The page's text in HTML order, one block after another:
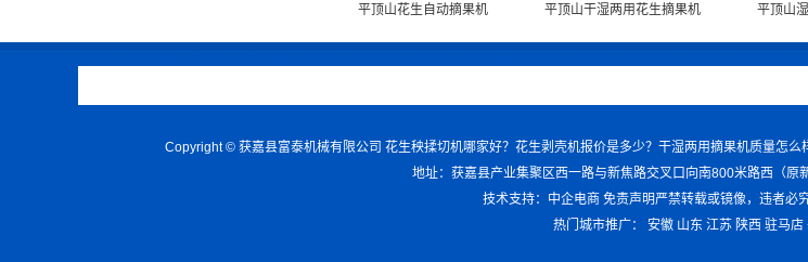
平顶山花生自动摘果机 平顶山干湿两用花生摘果机 平顶山
Copyright © 获嘉县富泰机械有限公司 花生秧揉切机哪家好？花生剥壳机报价是多少？干湿两用摘果机质量怎
地址：获嘉县产业集聚区西一路与新焦路交叉口向南800米路西（
技术支持：中企电商 免责声明严禁转载或镜像，违者必
热门城市推广： 安徽 山东 江苏 陕西 驻马店